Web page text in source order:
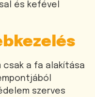
és kefével
csak a fa alakítása
szerves